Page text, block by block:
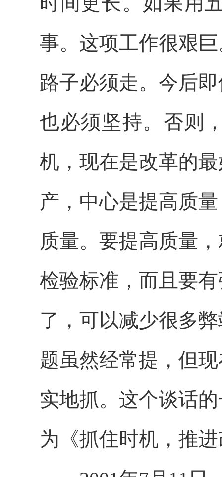
事。这项工作很艰
路子必须走。今后
也必须坚持。否则
机，现在是改革的
产，中心是提高质
质量。要提高质量
检验标准，而且要
了，可以减少很多
题虽然经常提，但
实地抓。这个谈话
为《抓住时机，推